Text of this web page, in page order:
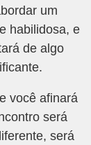
um
habilidosa, e
de algo
você afinará
será
será